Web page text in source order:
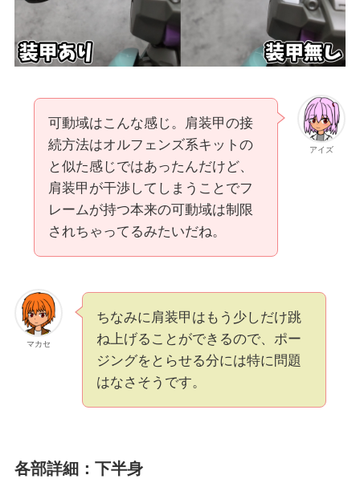
アイズ
可動域はこんな感じ。肩装甲の接
続方法はオルフェンズ系キットの
と似た感じではあったんだけど、
肩装甲が干渉してしまうことでフ
レームが持つ本来の可動域は制限
されちゃってるみたいだね。
マカセ
ちなみに肩装甲はもう少しだけ跳
ね上げることができるので、ポー
ジングをとらせる分には特に問題
はなさそうです。
各部詳細：下半身